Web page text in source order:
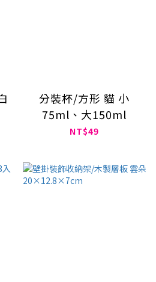
分裝杯/方形 貓 小
75ml、大150ml
NT$49